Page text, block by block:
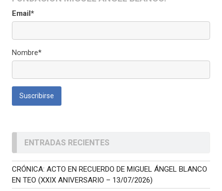
Email*
Nombre*
ENTRADAS RECIENTES
CRÓNICA: ACTO EN RECUERDO DE MIGUEL ÁNGEL BLANCO
EN TEO (XXIX ANIVERSARIO – 13/07/2026)